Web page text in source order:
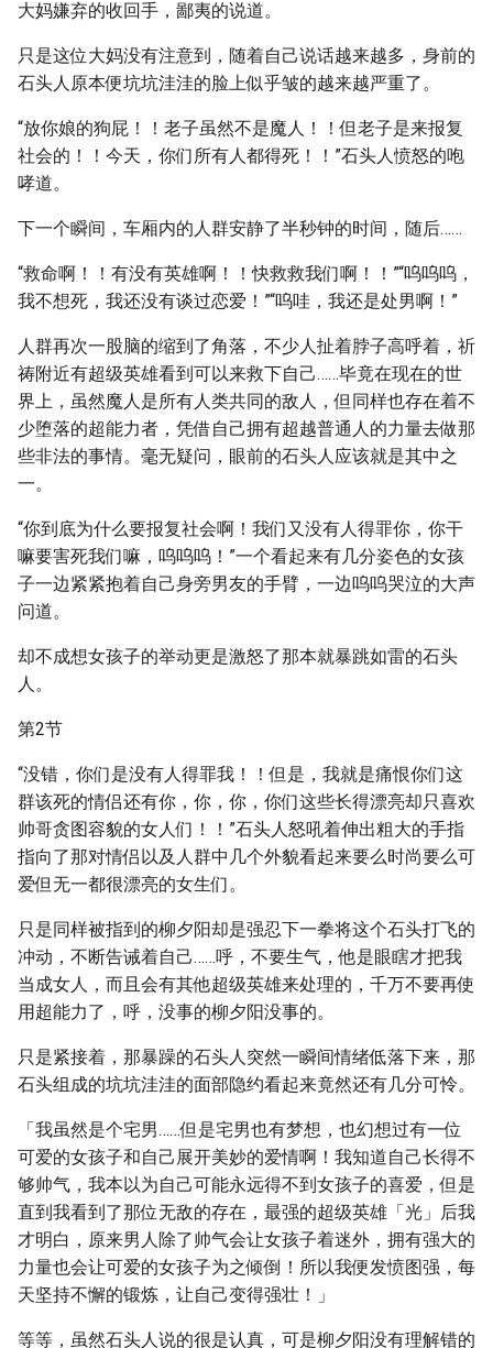
大妈嫌弃的收回手，鄙夷的说道。
只是这位大妈没有注意到，随着自己说话越来越多，身前的
石头人原本便坑坑洼洼的脸上似乎皱的越来越严重了。
“放你娘的狗屁！！老子虽然不是魔人！！但老子是来报复
社会的！！今天，你们所有人都得死！！”石头人愤怒的咆
哮道。
下一个瞬间，车厢内的人群安静了半秒钟的时间，随后……
“救命啊！！有没有英雄啊！！快救救我们啊！！”“呜呜呜，
我不想死，我还没有谈过恋爱！”“呜哇，我还是处男啊！”
人群再次一股脑的缩到了角落，不少人扯着脖子高呼着，祈
祷附近有超级英雄看到可以来救下自己……毕竟在现在的世
界上，虽然魔人是所有人类共同的敌人，但同样也存在着不
少堕落的超能力者，凭借自己拥有超越普通人的力量去做那
些非法的事情。毫无疑问，眼前的石头人应该就是其中之
一。
“你到底为什么要报复社会啊！我们又没有人得罪你，你干
嘛要害死我们嘛，呜呜呜！”一个看起来有几分姿色的女孩
子一边紧紧抱着自己身旁男友的手臂，一边呜呜哭泣的大声
问道。
却不成想女孩子的举动更是激怒了那本就暴跳如雷的石头
人。
第2节
“没错，你们是没有人得罪我！！但是，我就是痛恨你们这
群该死的情侣还有你，你，你，你们这些长得漂亮却只喜欢
帅哥贪图容貌的女人们！！”石头人怒吼着伸出粗大的手指
指向了那对情侣以及人群中几个外貌看起来要么时尚要么可
爱但无一都很漂亮的女生们。
只是同样被指到的柳夕阳却是强忍下一拳将这个石头打飞的
冲动，不断告诫着自己……呼，不要生气，他是眼瞎才把我
当成女人，而且会有其他超级英雄来处理的，千万不要再使
用超能力了，呼，没事的柳夕阳没事的。
只是紧接着，那暴躁的石头人突然一瞬间情绪低落下来，那
石头组成的坑坑洼洼的面部隐约看起来竟然还有几分可怜。
「我虽然是个宅男……但是宅男也有梦想，也幻想过有一位
可爱的女孩子和自己展开美妙的爱情啊！我知道自己长得不
够帅气，我本以为自己可能永远得不到女孩子的喜爱，但是
直到我看到了那位无敌的存在，最强的超级英雄「光」后我
才明白，原来男人除了帅气会让女孩子着迷外，拥有强大的
力量也会让可爱的女孩子为之倾倒！所以我便发愤图强，每
天坚持不懈的锻炼，让自己变得强壮！」
等等，虽然石头人说的很是认真，可是柳夕阳没有理解错的